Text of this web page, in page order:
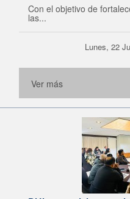
Con el objetivo de
las...
Lunes, 22
Ver más